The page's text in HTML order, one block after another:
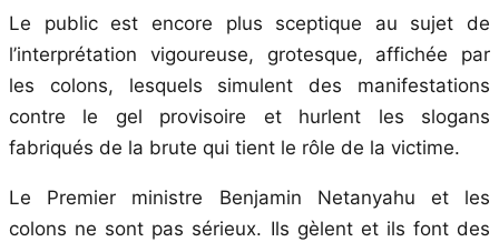
Le public est encore plus sceptique au sujet de
l’interprétation vigoureuse, grotesque, affichée par
les colons, lesquels simulent des manifestations
contre le gel provisoire et hurlent les slogans
fabriqués de la brute qui tient le rôle de la victime.
Le Premier ministre Benjamin Netanyahu et les
colons ne sont pas sérieux. Ils gèlent et ils font des